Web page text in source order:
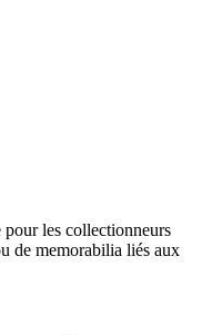
les collectionneurs
de memorabilia liés aux